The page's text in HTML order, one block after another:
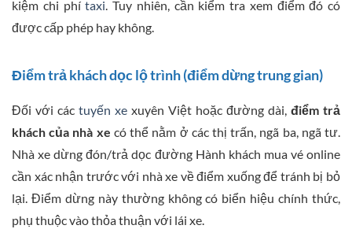
kiệm chi phítaxi. Tuy nhiên, cần kiểm tra xem điểm đó có
được cấp phép hay không.
Điểm trả khách dọc lộ trình (điểm dừng trung gian)
Đối với các tuyến xe xuyên Việt hoặc đường dài, điểm trả
khách của nhà xe có thể nằm ở các thị trấn, ngã ba, ngã tư.
Nhà xe dừng đón/trả dọc đường Hành khách mua vé online
cần xác nhận trước với nhà xe về điểm xuống để tránh bị bỏ
lại. Điểm dừng này thường không có biển hiệu chính thức,
phụ thuộc vào thỏa thuận với lái xe.